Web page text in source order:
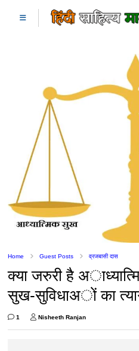
Home Guest Posts व्रजबासी दास
क्या जरुरी है
सुख-सुविधाअों का
1 Nisheeth Ranjan